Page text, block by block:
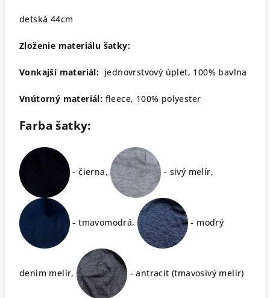
detská 44cm
Zloženie materiálu šatky:
Vonkajší materiál: jednovrstvový úplet, 100% bavlna
Vnútorný materiál: fleece, 100% polyester
Farba šatky:
- čierna, - sivý melír,
- tmavomodrá, - modrý
denim melír, - antracit (tmavosivý melír)